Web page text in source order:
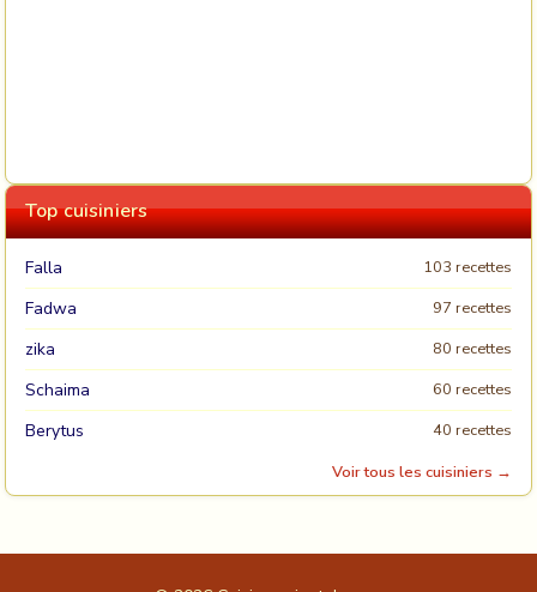
Top cuisiniers
Falla 103 recettes
Fadwa 97 recettes
zika 80 recettes
Schaima 60 recettes
Berytus
40 recettes
Voir tous les cuisiniers →